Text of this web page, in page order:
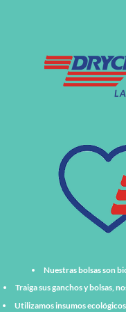
Nuestras bolsas son
Traiga sus ganchos y bolsas,
Utilizamos insumos